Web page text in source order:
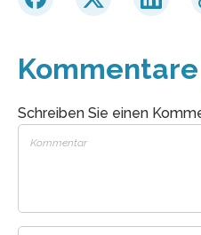
Schreiben Sie einen